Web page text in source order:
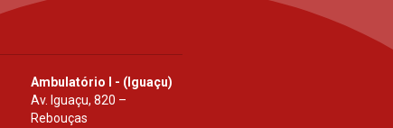
Ambulatório I - (Iguaçu)
Av. Iguaçu, 820 –
Rebouças